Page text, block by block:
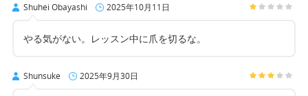
Shuhei Obayashi 2025年10月11日
やる気がない。レッスン中に爪を切るな。
Shunsuke 2025年9月30日